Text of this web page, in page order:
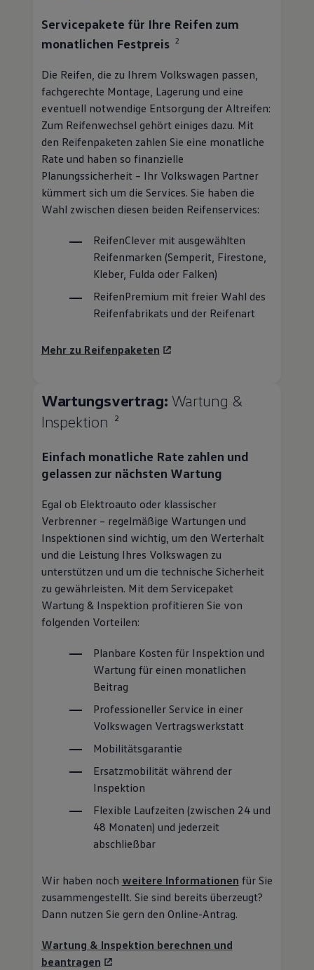
Servicepakete für Ihre Reifen zum
monatlichen Festpreis 2
Die Reifen, die zu Ihrem Volkswagen passen,
fachgerechte Montage, Lagerung und eine
eventuell notwendige Entsorgung der Altreifen:
Zum Reifenwechsel gehört einiges dazu. Mit
den Reifenpaketen zahlen Sie eine monatliche
Rate und haben so finanzielle
Planungssicherheit – Ihr Volkswagen Partner
kümmert sich um die Services. Sie haben die
Wahl zwischen diesen beiden Reifenservices:
ReifenClevermit ausgewählten
Reifenmarken (Semperit, Firestone,
Kleber, Fulda oder Falken)
ReifenPremium mit freier Wahl des
Reifenfabrikats und der Reifenart
Mehr zu Reifenpaketen
Wartungsvertrag: Wartung &
Inspektion
2
Einfach monatliche Rate zahlen und
gelassen zur nächsten Wartung
Egal ob Elektroauto oder klassischer
Verbrenner – regelmäßige Wartungen und
Inspektionen sind wichtig, um den Werterhalt
und die Leistung Ihres Volkswagen zu
unterstützen und um die technische Sicherheit
zu gewährleisten. Mit dem Servicepaket
Wartung & Inspektion profitieren Sie von
folgenden Vorteilen:
Planbare Kosten für Inspektion und
Wartung für einen monatlichen
Beitrag
Professioneller Service in einer
Volkswagen Vertragswerkstatt
Mobilitätsgarantie
Ersatzmobilität während der
Inspektion
Flexible Laufzeiten (zwischen 24 und
48 Monaten) und jederzeit
abschließbar
Wir haben noch weitere Informationen für Sie
zusammengestellt. Sie sind bereits überzeugt?
Dann nutzen Sie gern den Online-Antrag.
Wartung & Inspektion berechnen und
beantragen